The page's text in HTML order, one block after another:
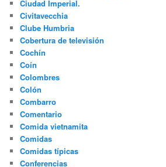
Ciudad Imperial.
Civitavecchia
Clube Humbria
Cobertura de televisión
Cochín
Coín
Colombres
Colón
Combarro
Comentario
Comida vietnamita
Comidas
Comidas típicas
Conferencias